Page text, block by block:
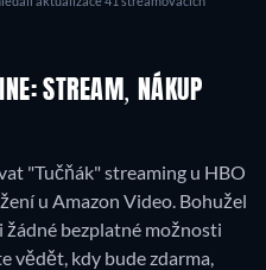
STREAM, NÁKUP
"Tučňák" streaming u HBO
u Amazon Video. Bohužel
bezplatné možnosti
vědět, kdy bude zdarma,